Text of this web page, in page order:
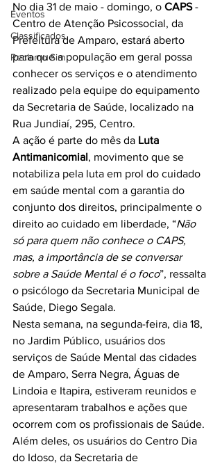
Eventos
Classificados
Reclamo Sim
No dia 31 de maio - domingo, o CAPS -
Centro de Atenção Psicossocial, da
Prefeitura de Amparo, estará aberto
para que a população em geral possa
conhecer os serviços e o atendimento
realizado pela equipe do equipamento
da Secretaria de Saúde, localizado na
Rua Jundiaí, 295, Centro.
A ação é parte do mês da Luta
Antimanicomial, movimento que se
notabiliza pela luta em prol do cuidado
em saúde mental com a garantia do
conjunto dos direitos, principalmente o
direito ao cuidado em liberdade, “Não
só para quem não conhece o CAPS,
mas, a importância de se conversar
sobre a Saúde Mental é o foco”, ressalta
o psicólogo da Secretaria Municipal de
Saúde, Diego Segala.
Nesta semana, na segunda-feira, dia 18,
no Jardim Público, usuários dos
serviços de Saúde Mental das cidades
de Amparo, Serra Negra, Águas de
Lindoia e Itapira, estiveram reunidos e
apresentaram trabalhos e ações que
ocorrem com os profissionais de Saúde.
Além deles, os usuários do Centro Dia
do Idoso, da Secretaria de